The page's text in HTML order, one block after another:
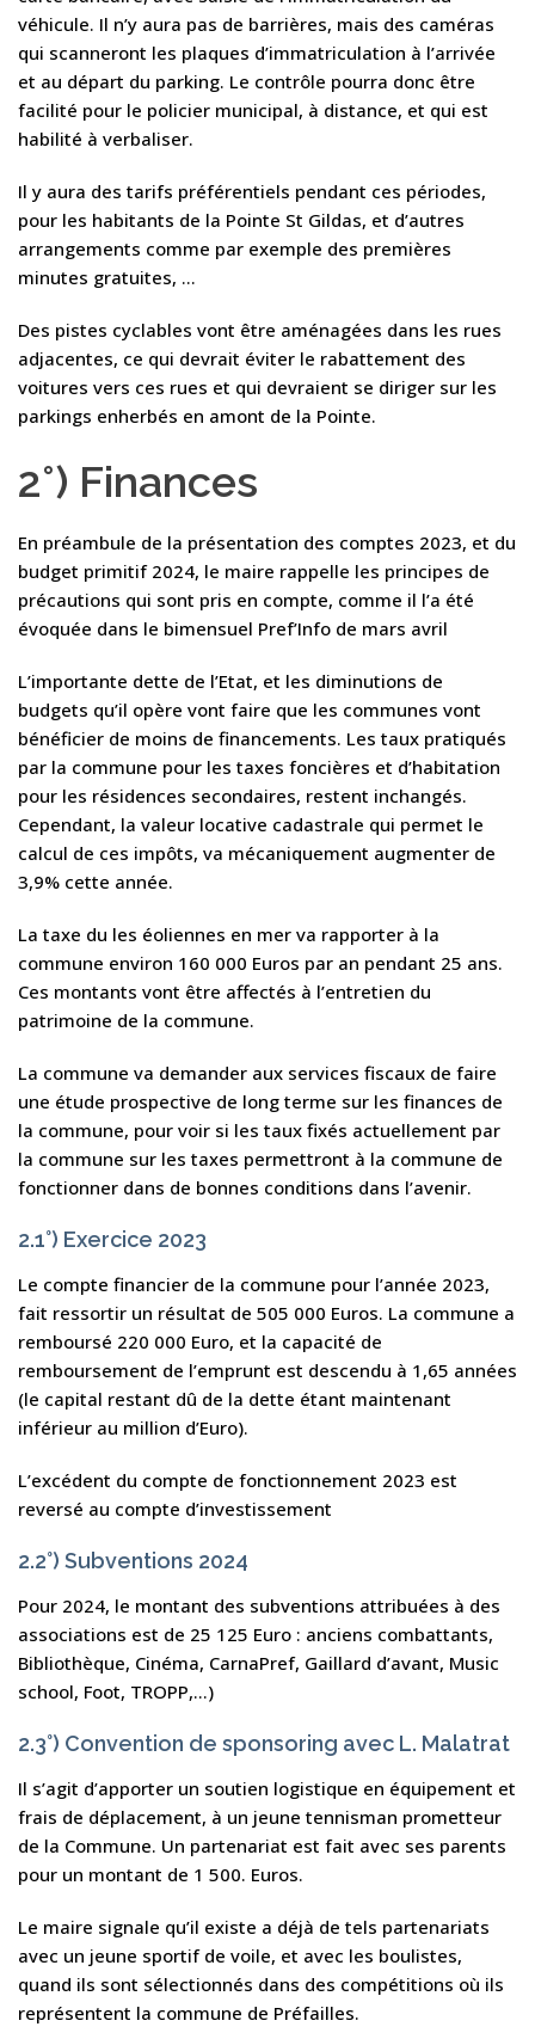
véhicule. Il n’y aura pas de barrières, mais des caméras
qui scanneront les plaques d’immatriculation à l’arrivée
et au départ du parking. Le contrôle pourra donc être
facilité pour le policier municipal, à distance, et qui est
habilité à verbaliser.
Il y aura des tarifs préférentiels pendant ces périodes,
pour les habitants de la Pointe St Gildas, et d’autres
arrangements comme par exemple des premières
minutes gratuites, …
Des pistes cyclables vont être aménagées dans les rues
adjacentes, ce qui devrait éviter le rabattement des
voitures vers ces rues et qui devraient se diriger sur les
parkings enherbés en amont de la Pointe.
2°) Finances
En préambule de la présentation des comptes 2023, et du
budget primitif 2024, le maire rappelle les principes de
précautions qui sont pris en compte, comme il l’a été
évoquée dans le bimensuel Pref’Info de mars avril
L’importante dette de l’Etat, et les diminutions de
budgets qu’il opère vont faire que les communes vont
bénéficier de moins de financements. Les taux pratiqués
par la commune pour les taxes foncières et d’habitation
pour les résidences secondaires, restent inchangés.
Cependant, la valeur locative cadastrale qui permet le
calcul de ces impôts, va mécaniquement augmenter de
3,9% cette année.
La taxe du les éoliennes en mer va rapporter à la
commune environ 160 000 Euros par an pendant 25 ans.
Ces montants vont être affectés à l’entretien du
patrimoine de la commune.
La commune va demander aux services fiscaux de faire
une étude prospective de long terme sur les finances de
la commune, pour voir si les taux fixés actuellement par
la commune sur les taxes permettront à la commune de
fonctionner dans de bonnes conditions dans l’avenir.
2.1°) Exercice 2023
Le compte financier de la commune pour l’année 2023,
fait ressortir un résultat de 505 000 Euros. La commune a
remboursé 220 000 Euro, et la capacité de
remboursement de l’emprunt est descendu à 1,65 années
(le capital restant dû de la dette étant maintenant
inférieur au million d’Euro).
L’excédent du compte de fonctionnement 2023 est
reversé au compte d’investissement
2.2°) Subventions 2024
Pour 2024, le montant des subventions attribuées à des
associations est de 25 125 Euro : anciens combattants,
Bibliothèque, Cinéma, CarnaPref, Gaillard d’avant, Music
school, Foot, TROPP,…)
2.3°) Convention de sponsoring avec L. Malatrat
Il s’agit d’apporter un soutien logistique en équipement et
frais de déplacement, à un jeune tennisman prometteur
de la Commune. Un partenariat est fait avec ses parents
pour un montant de 1 500. Euros.
Le maire signale qu’il existe a déjà de tels partenariats
avec un jeune sportif de voile, et avec les boulistes,
quand ils sont sélectionnés dans des compétitions où ils
représentent la commune de Préfailles.